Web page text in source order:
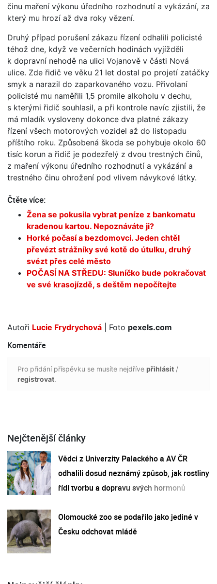
činu maření výkonu úředního rozhodnutí a vykázání, za
který mu hrozí až dva roky vězení.
Druhý případ porušení zákazu řízení odhalili policisté
téhož dne, když ve večerních hodinách vyjížděli
k dopravní nehodě na ulici Vojanově v části Nová
ulice. Zde řidič ve věku 21 let dostal po projetí zatáčky
smyk a narazil do zaparkovaného vozu. Přivolaní
policisté mu naměřili 1,5 promile alkoholu v dechu,
s kterými řidič souhlasil, a při kontrole navíc zjistili, že
má mladík vysloveny dokonce dva platné zákazy
řízení všech motorových vozidel až do listopadu
příštího roku. Způsobená škoda se pohybuje okolo 60
tisíc korun a řidič je podezřelý z dvou trestných činů,
z maření výkonu úředního rozhodnutí a vykázání a
trestného činu ohrožení pod vlivem návykové látky.
Čtěte více:
Žena se pokusila vybrat peníze z bankomatu
kradenou kartou. Nepoznáváte ji?
Horké počasí a bezdomovci. Jeden chtěl
převézt strážníky své kotě do útulku, druhý
svézt přes celé město
POČASÍ NA STŘEDU: Sluníčko bude pokračovat
ve své krasojízdě, s deštěm nepočítejte
Autoři Lucie Frydrychová | Foto pexels.com
Komentáře
Pro přidání příspěvku se musíte nejdříve přihlásit /
registrovat.
Nejčtenější články
Vědci z Univerzity Palackého a AV ČR
odhalili dosud neznámý způsob, jak rostliny
řídí tvorbu a dopravu svých hormonů
Olomoucké zoo se podařilo jako jediné v
Česku odchovat mládě